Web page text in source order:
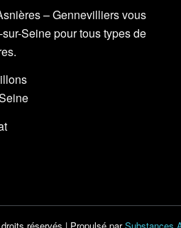
– Gennevilliers vous
Seine pour tous types de